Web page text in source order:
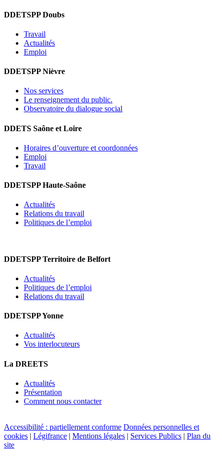
DDETSPP Doubs
Travail
Actualités
Emploi
DDETSPP Nièvre
Nos services
Le renseignement du public.
Observatoire du dialogue social
DDETS Saône et Loire
Horaires d’ouverture et coordonnées
Emploi
Travail
DDETSPP Haute-Saône
Actualités
Relations du travail
Politiques de l’emploi
DDETSPP Territoire de Belfort
Actualités
Politiques de l’emploi
Relations du travail
DDETSPP Yonne
Actualités
Vos interlocuteurs
La DREETS
Actualités
Présentation
Comment nous contacter
Accessibilité : partiellement conforme Données personnelles et
cookies | Légifrance | Mentions légales | Services Publics | Plan du
site